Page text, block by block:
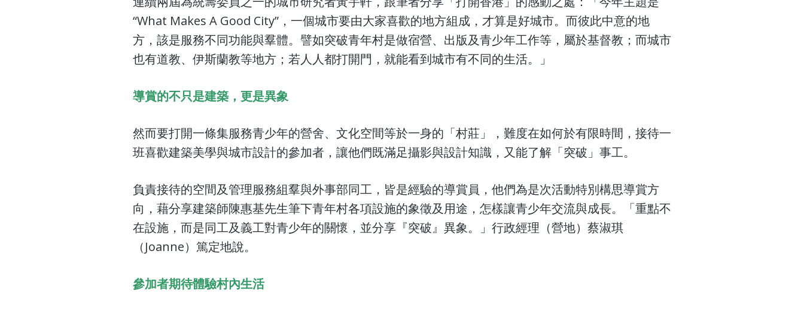
“What Makes A Good City”，一個城市要由大家喜歡的地方組成，才算是好城市。而彼此中意的地
方，該是服務不同功能與羣體。譬如突破青年村是做宿營、出版及青少年工作等，屬於基督教；而城市
也有道教、伊斯蘭教等地方；若人人都打開門，就能看到城市有不同的生活。」
導賞的不只是建築，更是異象
然而要打開一條集服務青少年的營舍、文化空間等於一身的「村莊」，難度在如何於有限時間，接待一
班喜歡建築美學與城市設計的參加者，讓他們既滿足攝影與設計知識，又能了解「突破」事工。
負責接待的空間及管理服務組羣與外事部同工，皆是經驗的導賞員，他們為是次活動特別構思導賞方
向，藉分享建築師陳惠基先生筆下青年村各項設施的象徵及用途，怎樣讓青少年交流與成長。「重點不
在設施，而是同工及義工對青少年的關懷，並分享『突破』異象。」行政經理（營地）蔡淑琪
（Joanne）篤定地說。
參加者期待體驗村內生活